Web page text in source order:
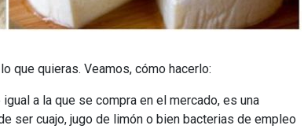
que quieras. Veamos, cómo hacerlo:
a la que se compra en el mercado, es una
ser cuajo, jugo de limón o bien bacterias de empleo